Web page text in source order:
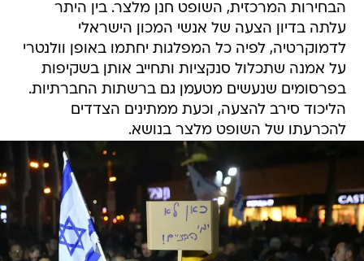
הבחירות המרכזית, השופט חנן מלצר. בין היתר
עלתה בדיון הצעה של אנשי המכון הישראלי
לדמוקרטיה, לפיה כל המפלגות יחתמו באופן וולנטרי
על אמנה שתכלול סנקציות ותחייב אותן בשקיפות
בפרסומים שנעשים מטעמן גם ברשתות החברתיות.
הליכוד סירב להצעה, וכעת ממתינים הצדדים
להכרעתו של השופט מלצר בנושא.